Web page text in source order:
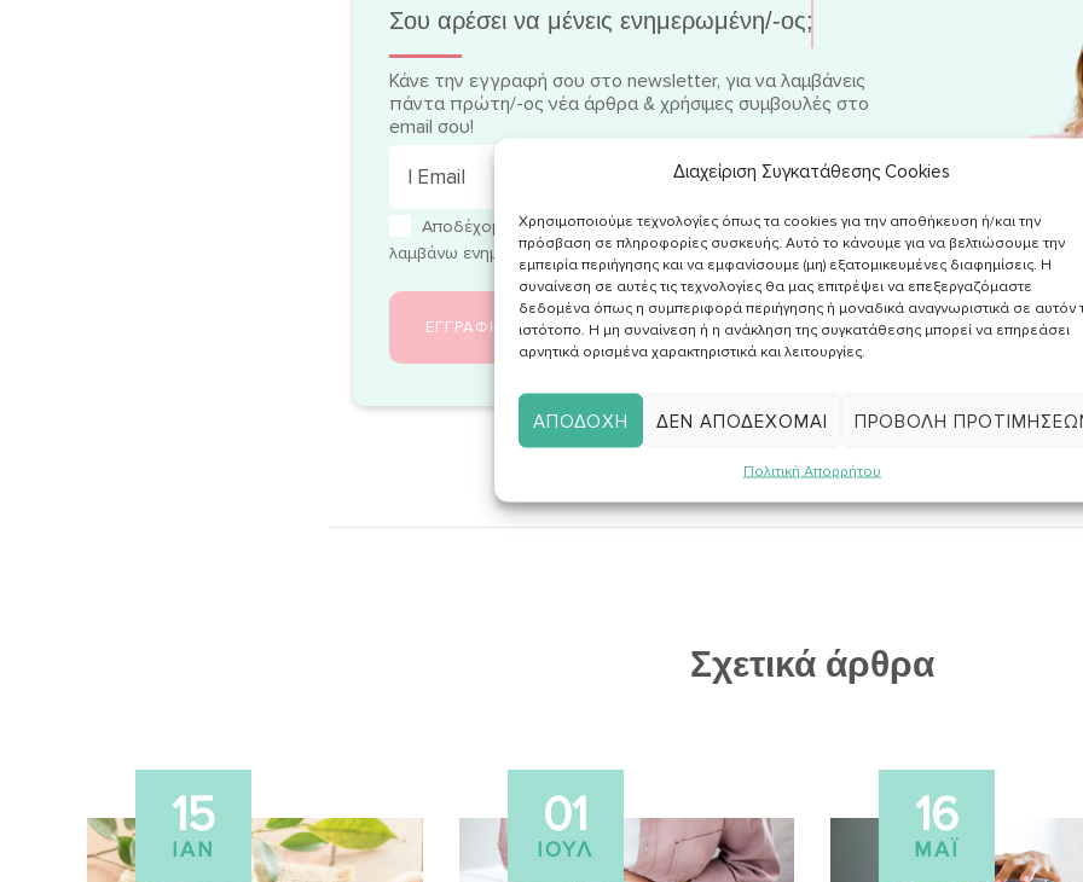
Διαχείριση Συγκατάθεσης Cookies
Χρησιμοποιούμε τεχνολογίες όπως τα cookies για την αποθήκευση ή/και την
πρόσβαση σε πληροφορίες συσκευής. Αυτό το κάνουμε για να βελτιώσουμε την
εμπειρία περιήγησης και να εμφανίσουμε (μη) εξατομικευμένες διαφημίσεις. Η
συναίνεση σε αυτές τις τεχνολογίες θα μας επιτρέψει να επεξεργαζόμαστε
δεδομένα όπως η συμπεριφορά περιήγησης ή μοναδικά αναγνωριστικά σε αυτόν
ιστότοπο. Η μη συναίνεση ή η ανάκληση της συγκατάθεσης μπορεί να επηρεάσει
αρνητικά ορισμένα χαρακτηριστικά και λειτουργίες.
ΑΠΟΔΟΧΉ ΔΕΝ ΑΠΟΔΈΧΟΜΑΙ ΠΡΟΒΟΛΉ
Πολιτική Απορρήτου
Σου αρέσει να μένεις ενημερωμένη/-ος;
Κάνε την εγγραφή σου στο newsletter, για να λαμβάνεις
πάντα πρώτη/-ος νέα άρθρα & χρήσιμες συμβουλές στο
email σου!
Αποδέχομαι τηνΠολιτική Απορρήτουκαι επιθυμώ να
λαμβάνω ενημερωτικό υλικό σχετικά με συνταγές, νέα, άρθρα κα.
Σχετικά άρθρα
15
ΙΑΝ
01
ΙΟΎΛ
16
ΜΆΙ